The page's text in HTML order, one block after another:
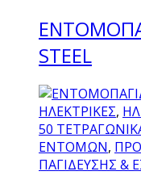
STEEL
ΗΛΕΚΤΡΙΚΕΣ,
50
ΕΝΤΟΜΩΝ,
ΠΑΓΙΔΕΥΣΗΣ &